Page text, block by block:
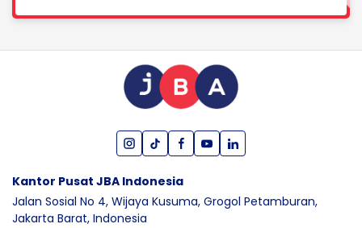
Kantor Pusat JBA Indonesia
Jalan Sosial No 4, Wijaya Kusuma, Grogol Petamburan,
Jakarta Barat, Indonesia